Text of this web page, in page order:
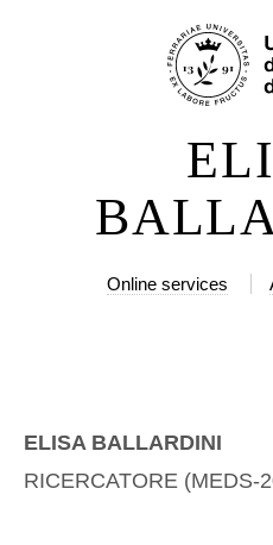
navigation
Online services
ELISA BALLARDINI
RICERCATORE (MEDS-